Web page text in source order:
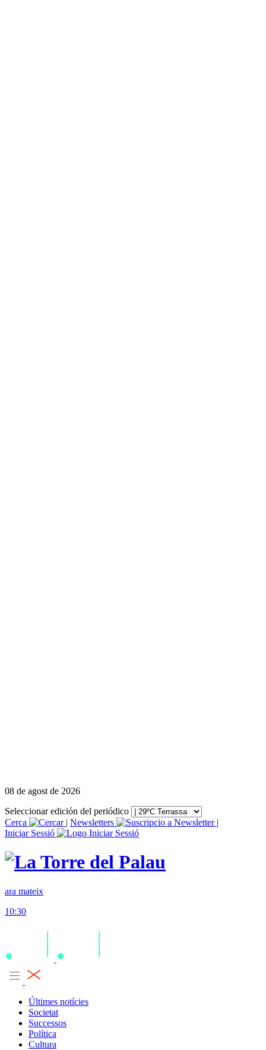
08 de agost de 2026
Seleccionar edición del periódico
Cerca
| Newsletters
|
Iniciar Sessió
ara mateix
10:30
Últimes notícies
Societat
Successos
Política
Cultura